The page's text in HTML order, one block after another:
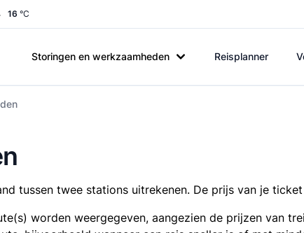
16 °C
Storingen en werkzaamheden Reisplanner
tussen twee stations uitrekenen. De prijs van je
worden weergegeven, aangezien de prijzen van